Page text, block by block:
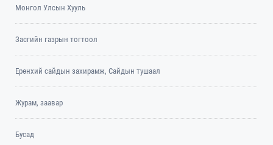
Монгол Улсын Хууль
Засгийн газрын тогтоол
Ерөнхий сайдын захирамж, Сайдын тушаал
Журам, заавар
Бусад